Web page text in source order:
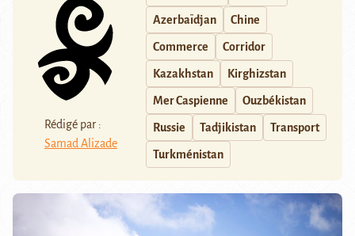
Rédigé par :
Samad Alizade
Azerbaïdjan Chine
Commerce Corridor
Kazakhstan Kirghizstan
Mer Caspienne Ouzbékistan
Russie Tadjikistan Transport
Turkménistan